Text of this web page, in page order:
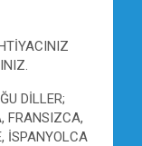
DİLLER;
FRANSIZCA,
İSPANYOLCA